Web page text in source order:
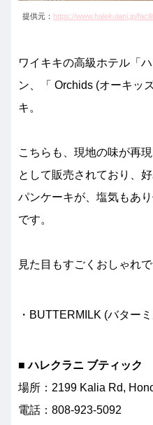
提供元： https://www.halekulani.jp/
ワイキキの高級ホテル「
ン、「 Orchids (オーキッ
キ。
こちらも、現地の味が再
として販売されており、
パンケーキが、塩気もあ
です。
見た目もすごくおしゃれ
・BUTTERMILK (バター
■ ハレクラニ ブティック
場所：2199 Kalia Rd,
電話：808-923-5092